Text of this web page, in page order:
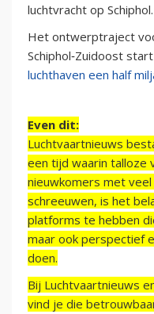
luchtvracht op Schiphol.
Het ontwerptraject
Schiphol‑Zuidoost
luchthaven een half
Even dit:
Luchtvaartnieuws
een tijd waarin talloze
nieuwkomers met
schreeuwen, is het
platforms te hebben
maar ook perspectief
doen.
Bij Luchtvaartnieuws
vind je die